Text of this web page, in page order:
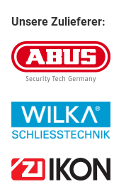
Unsere Zulieferer: